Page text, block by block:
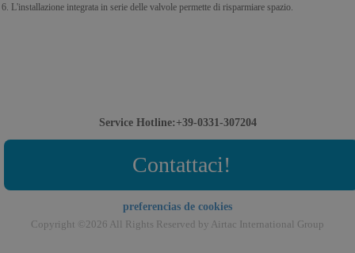
6. L'installazione integrata in serie delle valvole permette di risparmiare spazio.
Service Hotline:+39-0331-307204
Contattaci!
preferencias de cookies
Copyright ©2026 All Rights Reserved by Airtac International Group